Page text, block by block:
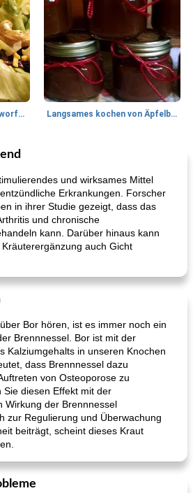
Cranberry, Birne, Apfel geworfener Salat Langsames kochen von Äpfelbutter
35min
Tandoori Lammspiesse mit Raita und Couscous karamellisierte Zwiebel und Sauerrahmaufstrich
und wirksames Mittel
Erkrankungen. Forscher
in ihrer Studie gezeigt, dass das
und chronische
kann. Darüber hinaus kann
auch Gicht
Bor hören, ist es immer noch ein
Brennnessel. Bor ist mit der
Kalziumgehalts in unseren Knochen
dass Brennnessel dazu
von Osteoporose zu
diesen Effekt mit der
Wirkung der Brennnessel
zur Regulierung und Überwachung
beiträgt, scheint dieses Kraut